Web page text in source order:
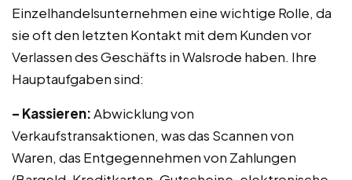
Einzelhandelsunternehmen eine wichtige Rolle, da
sie oft den letzten Kontakt mit dem Kunden vor
Verlassen des Geschäfts in Walsrode haben. Ihre
Hauptaufgaben sind:
– Kassieren:Abwicklung von
Verkaufstransaktionen, was das Scannen von
Waren, das Entgegennehmen von Zahlungen